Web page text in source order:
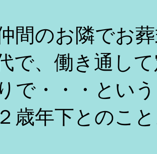
間のお隣でお
で、働き通し
で・・・とい
歳年下とのこ